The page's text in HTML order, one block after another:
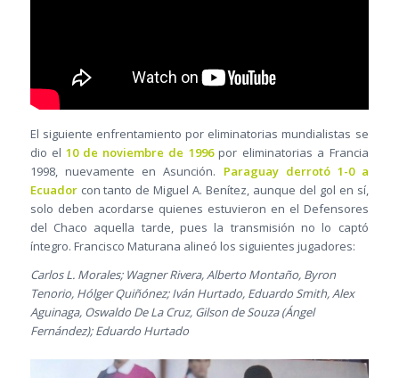
El siguiente enfrentamiento por eliminatorias mundialistas se
dio el 10 de noviembre de 1996por eliminatorias a Francia
1998, nuevamente en Asunción. Paraguay derrotó 1-0 a
Ecuadorcon tanto de Miguel A. Benítez, aunque del gol en sí,
solo deben acordarse quienes estuvieron en el Defensores
del Chaco aquella tarde, pues la transmisión no lo captó
íntegro. Francisco Maturana alineó los siguientes jugadores:
Carlos L. Morales; Wagner Rivera, Alberto Montaño, Byron
Tenorio, Hólger Quiñónez; Iván Hurtado, Eduardo Smith, Alex
Aguinaga, Oswaldo De La Cruz, Gilson de Souza (Ángel
Fernández); Eduardo Hurtado